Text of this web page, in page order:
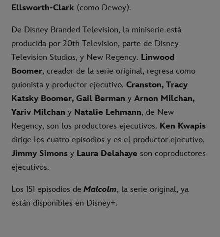
Ellsworth-Clark (como Dewey).
De Disney Branded Television, la miniserie está
producida por 20th Television, parte de Disney
Television Studios, y New Regency. Linwood
Boomer, creador de la serie original, regresa como
guionista y productor ejecutivo. Cranston, Tracy
Katsky Boomer, Gail Berman y Arnon Milchan,
Yariv Milchan y Natalie Lehmann, de New
Regency, son los productores ejecutivos. Ken Kwapis
dirige los cuatro episodios y es el productor ejecutivo.
Jimmy Simons y Laura Delahaye son coproductores
ejecutivos.
Los 151 episodios de Malcolm, la serie original, ya
están disponibles en Disney+.